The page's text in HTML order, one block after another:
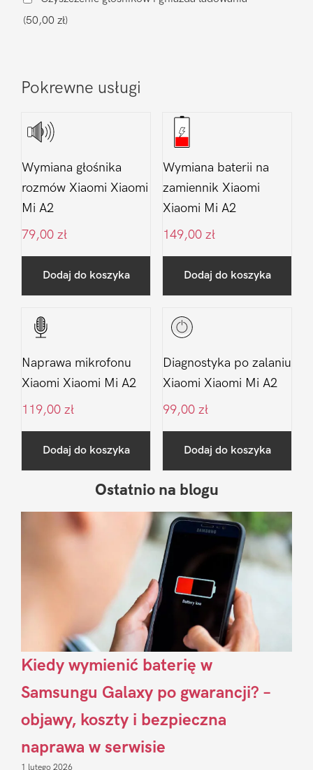
A2
(50,00 zł)
Pokrewne usługi
Wymiana głośnika
rozmów Xiaomi Xiaomi
Mi A2
79,00 zł
Dodaj do koszyka
Wymiana baterii na
zamiennik Xiaomi
Xiaomi Mi A2
149,00 zł
Dodaj do koszyka
Naprawa mikrofonu
Xiaomi Xiaomi Mi A2
119,00 zł
Dodaj do koszyka
Diagnostyka po zalaniu
Xiaomi Xiaomi Mi A2
99,00 zł
Dodaj do koszyka
Sidebar
Ostatnio na blogu
Kiedy wymienić baterię w
Samsungu Galaxy po gwarancji? –
objawy, koszty i bezpieczna
naprawa w serwisie
1 lutego 2026